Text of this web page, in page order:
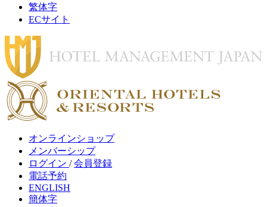
繁体字
ECサイト
オンラインショップ
メンバーシップ
ログイン /会員登録
電話予約
ENGLISH
簡体字